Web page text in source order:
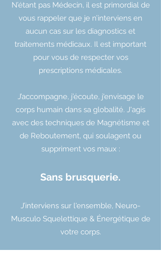
N’étant pas Médecin, il est primordial de
vous rappeler que je n’interviens en
aucun cas sur les diagnostics et
traitements médicaux. Il est important
pour vous de respecter vos
prescriptions médicales.
J’accompagne, j’écoute, j'envisage le
corps humain dans sa globalité. J'agis
avec des techniques de Magnétisme et
de Reboutement, qui soulagent ou
suppriment vos maux :
Sans brusquerie.
J’interviens sur l'ensemble, Neuro-
Musculo Squelettique & Énergétique de
votre corps.